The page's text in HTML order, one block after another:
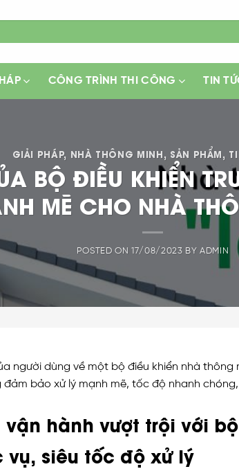
CÔNG TRÌNH THI CÔNG TIN
GIẢI PHÁP, NHÀ THÔNG MINH, SẢN PHẨM,
BỘ ĐIỀU KHIỂN
MẼ CHO NHÀ
POSTED ON17/08/2023 BYADMIN
người dùng về một bộ điều khiển nhà thông
đảm bảo xử lý mạnh mẽ, tốc độ nhanh
hành vượt trội với
siêu tốc độ xử lý